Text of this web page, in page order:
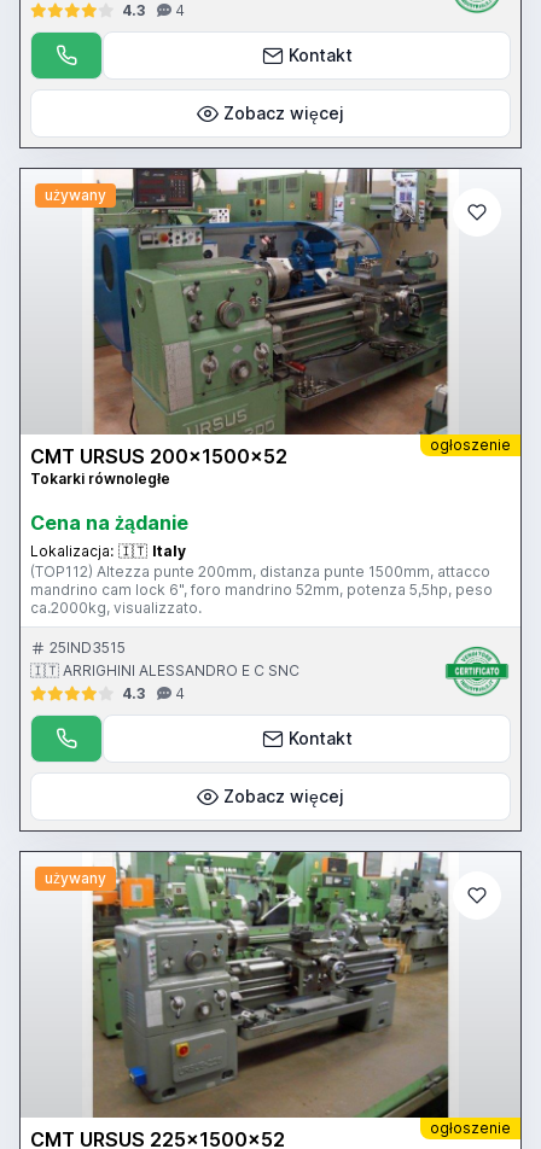
4.3
4
Kontakt
Zobacz więcej
używany
ogłoszenie
CMT URSUS 200x1500x52
Tokarki równoległe
Cena na żądanie
Lokalizacja: 🇮🇹 Italy
(TOP112) Altezza punte 200mm, distanza punte 1500mm, attacco
mandrino cam lock 6", foro mandrino 52mm, potenza 5,5hp, peso
ca.2000kg, visualizzato.
25IND3515
🇮🇹 ARRIGHINI ALESSANDRO E C SNC
4.3
4
Kontakt
Zobacz więcej
używany
ogłoszenie
CMT URSUS 225x1500x52